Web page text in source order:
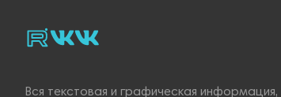
rutubevk_video.
Vk.
Вся текстовая и графическая